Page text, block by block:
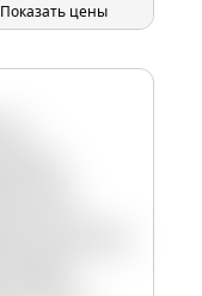
Показать цены